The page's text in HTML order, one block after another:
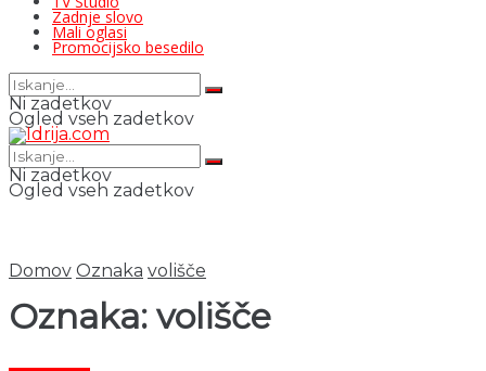
Zadnje slovo
Mali oglasi
Promocijsko besedilo
Ni zadetkov
Ogled vseh zadetkov
Ni zadetkov
Ogled vseh zadetkov
Domov Oznaka volišče
Oznaka: volišče